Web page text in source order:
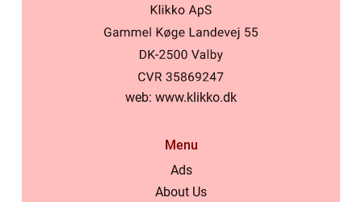
web: www.klikko.dk
Menu
Ads
About Us